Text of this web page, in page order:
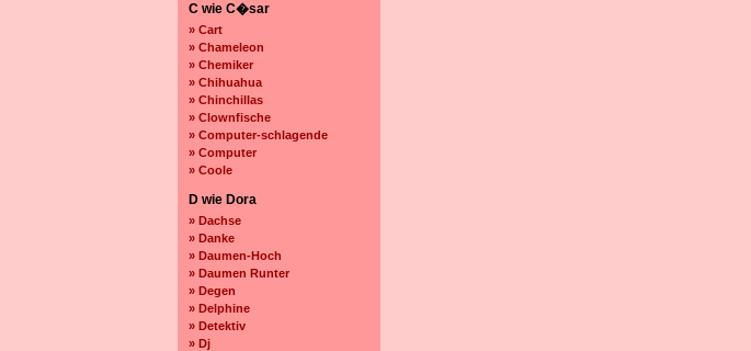
C wie C�sar
» Cart
» Chameleon
» Chemiker
» Chihuahua
» Chinchillas
» Clownfische
» Computer-schlagende
» Computer
» Coole
D wie Dora
» Dachse
» Danke
» Daumen-Hoch
» Daumen Runter
» Degen
» Delphine
» Detektiv
» Dj